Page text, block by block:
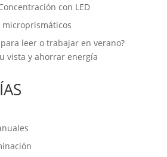
con LED
microprismáticos
leer o trabajar en verano?
vista y ahorrar energía